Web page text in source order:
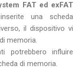
FAT ed exFAT
una scheda
il dispositivo vi
memoria.
potrebbero influire
di memoria.